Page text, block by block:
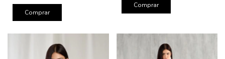
Comprar
Comprar